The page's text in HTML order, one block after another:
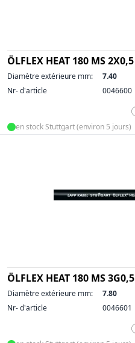
ÖLFLEX HEAT 180 MS 2X0,5
Diamètre extérieure mm:
7.40
Nr- d'article
0046600
en stock Stuttgart (environ 5 jours)
ÖLFLEX HEAT 180 MS 3G0,5
Diamètre extérieure mm:
7.80
Nr- d'article
0046601